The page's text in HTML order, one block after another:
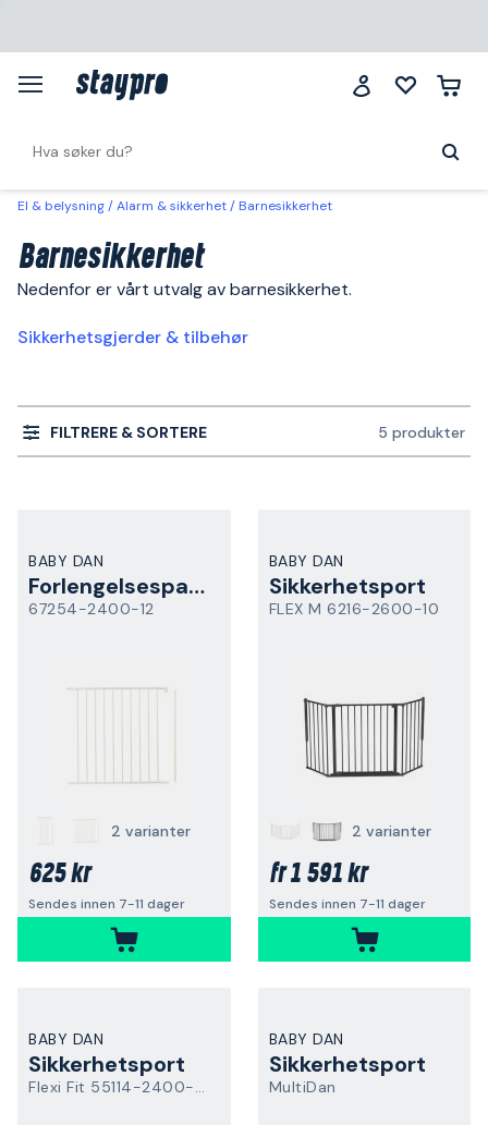
El & belysning Alarm & sikkerhet Barnesikkerhet
Barnesikkerhet
Nedenfor er vårt utvalg av barnesikkerhet.
Sikkerhetsgjerder & tilbehør
FILTRERE & SORTERE 5 produkter
BABY DAN
Forlengelsespanel
67254-2400-12
2 varianter
625 kr
Sendes innen 7-11 dager
BABY DAN
Sikkerhetsport
FLEX M 6216-2600-10
2 varianter
fr1 591 kr
Sendes innen 7-11 dager
BABY DAN
Sikkerhetsport
Flexi Fit 55114-2400-10
BABY DAN
Sikkerhetsport
MultiDan